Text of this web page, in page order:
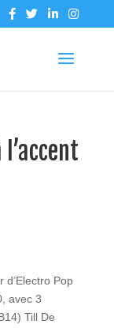
l’accent
d’Electro Pop
avec 3
Till De